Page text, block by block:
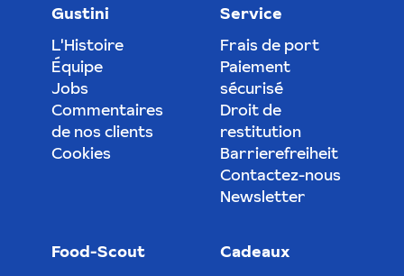
Gustini
L'Histoire
Équipe
Jobs
Commentaires
de nos clients
Cookies
Service
Frais de port
Paiement
sécurisé
Droit de
restitution
Barrierefreiheit
Contactez-nous
Newsletter
Food-Scout
Cadeaux